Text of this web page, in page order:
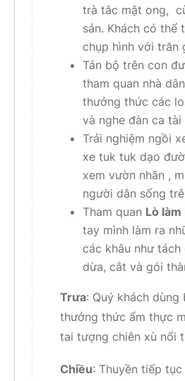
trà tắc mật ong,
sản. Khách có thể
chụp hình với trăn
Tản bộ trên con
tham quan nhà
thưởng thức các
và nghe đàn ca tài
Trải nghiệm ngồi
xe tuk tuk dạo
xem vườn nhãn ,
người dân sống
Tham quan Lò
tay mình làm ra
các khâu như
dừa, cắt và gói
Trưa: Quý khách dùng
thưởng thức ẩm thực
tai tượng chiên xù nổi
Chiều: Thuyền tiếp